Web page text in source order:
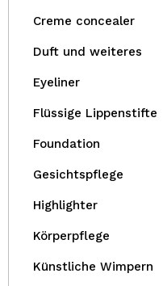
Creme concealer
Duft und weiteres
Eyeliner
Flüssige Lippenstifte
Foundation
Gesichtspflege
Highlighter
Körperpflege
Künstliche Wimpern